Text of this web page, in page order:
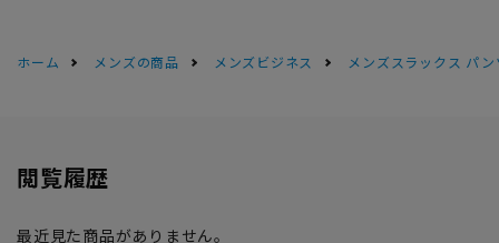
ホーム メンズの商品 メンズビジネス メンズスラックス パン
閲覧履歴
最近見た商品がありません。